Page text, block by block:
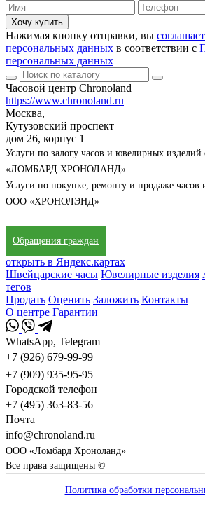
Хочу купить
Нажимая кнопку отправки, вы
персональных данных в соответствии с
персональных данных
Часовой центр Chronoland
https://www.chronoland.ru
Москва,
Кутузовский проспект
дом 26, корпус 1
Услуги по залогу часов и ювелирных
«ЛОМБАРД ХРОНОЛАНД»
Услуги по покупке, ремонту и продаже
ООО «ХРОНОЛЭНД»
Обращения граждан
открыть в Яндекс.картах
Швейцарские часы Ювелирные изделия
тегов
Продать Оценить Заложить Контакты
О центре Гарантии
WhatsApp, Telegram
+7 (926) 679-99-99
+7 (909) 935-95-95
Городской телефон
+7 (495) 363-83-56
Почта
info@chronoland.ru
ООО «Ломбард Хроноланд»
Все права защищены ©
Политика обработки